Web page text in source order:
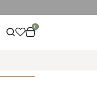
0